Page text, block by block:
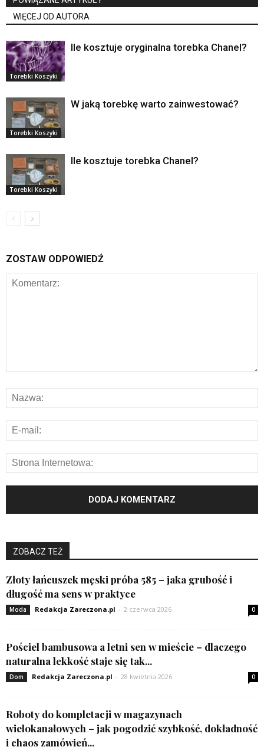
WIĘCEJ OD AUTORA
Torebki Koszyki
Ile kosztuje oryginalna torebka Chanel?
Torebki Koszyki
W jaką torebkę warto zainwestować?
Torebki Koszyki
Ile kosztuje torebka Chanel?
ZOSTAW ODPOWIEDŹ
ZOBACZ TEŻ
Złoty łańcuszek męski próba 585 – jaka grubość i
długość ma sens w praktyce
Moda Redakcja Zareczona.pl - 2 czerwca 2026 0
Pościel bambusowa a letni sen w mieście – dlaczego
naturalna lekkość staje się tak...
Dom Redakcja Zareczona.pl - 28 kwietnia 2026 0
Roboty do kompletacji w magazynach
wielokanałowych – jak pogodzić szybkość, dokładność
i chaos zamówień...